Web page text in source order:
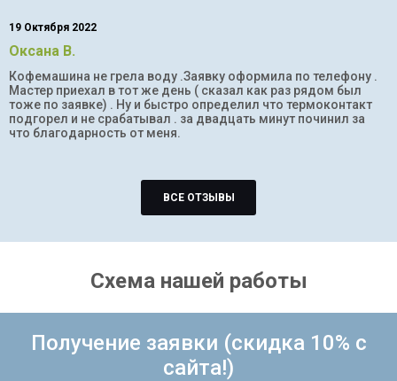
19 Октября 2022
Оксана В.
Кофемашина не грела воду .Заявку оформила по телефону .
Мастер приехал в тот же день ( сказал как раз рядом был
тоже по заявке) . Ну и быстро определил что термоконтакт
подгорел и не срабатывал . за двадцать минут починил за
что благодарность от меня.
ВСЕ ОТЗЫВЫ
Схема нашей работы
Получение заявки (скидка 10% с
сайта!)